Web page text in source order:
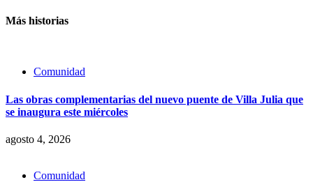
Más historias
Comunidad
Las obras complementarias del nuevo puente de Villa Julia que
se inaugura este miércoles
agosto 4, 2026
Comunidad